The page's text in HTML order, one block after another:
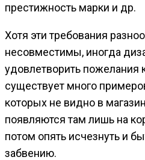
престижность марки и др.
Хотя эти требования
несовместимы, иногда
удовлетворить пожелания
существует много
которых не видно в
появляются там лишь на
потом опять исчезнуть и
забвению.